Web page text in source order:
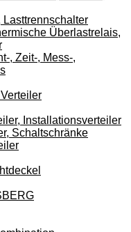
Lasttrennschalter
Überlastrelais,
, Zeit-, Mess-,
Installationsverteiler
Schaltschränke